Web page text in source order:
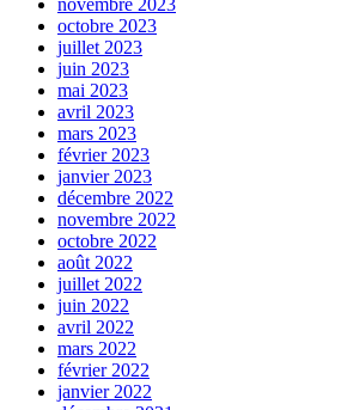
octobre 2023
juillet 2023
juin 2023
mai 2023
avril 2023
mars 2023
février 2023
janvier 2023
décembre 2022
novembre 2022
octobre 2022
août 2022
juillet 2022
juin 2022
avril 2022
mars 2022
février 2022
janvier 2022